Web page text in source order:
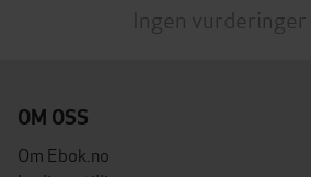
Ingen vurderinger
OM OSS
Om Ebok.no